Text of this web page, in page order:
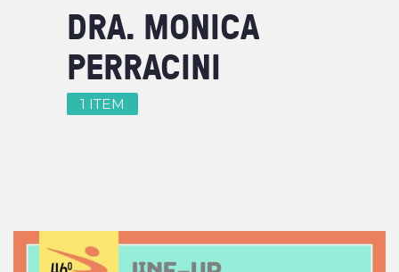
DRA. MONICA
PERRACINI
1 ITEM